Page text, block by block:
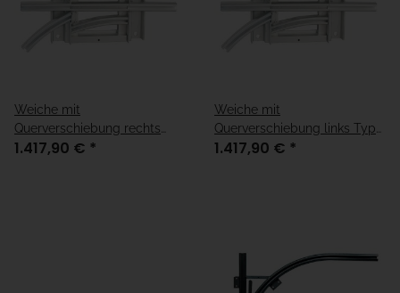
Weiche mit
Querverschiebung rechts
Typ 30
1.417,90 € *
Weiche mit
Querverschiebung links Typ
30
1.417,90 € *